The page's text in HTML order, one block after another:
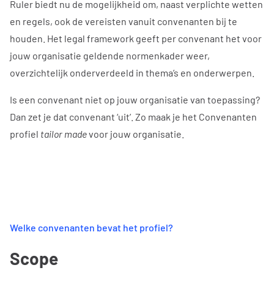
Ruler biedt nu de mogelijkheid om, naast verplichte wetten
en regels, ook de vereisten vanuit convenanten bij te
houden. Het legal framework geeft per convenant het voor
jouw organisatie geldende normenkader weer,
overzichtelijk onderverdeeld in thema’s en onderwerpen.
Is een convenant niet op jouw organisatie van toepassing?
Dan zet je dat convenant ‘uit’. Zo maak je het Convenanten
profiel tailor madevoor jouw organisatie.
Welke convenanten bevat het profiel?
Scope